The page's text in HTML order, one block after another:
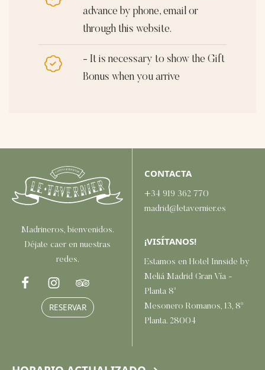
advance by phone, email or
through this website.
- It is necessary to show the Gift
Bonus when you arrive
Madrineros, bienvenidos.
Déjate caer en nuestras
redes.
RESERVAR
CONTACTA
+34 919 362 770
madrid@letavernier.es
¡VISÍTANOS!
Estamos en Hotel Innside by
Meliá Madrid Gran Vía -
Planta 8ª
Mesonero Romanos, 13, 8º
Planta. 28004